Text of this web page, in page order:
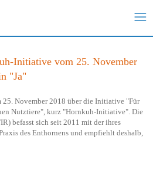
Initiative vom 25. November
"Ja"
25. November 2018 über die Initiative "Für
Nutztiere", kurz "Hornkuh-Initiative". Die
befasst sich seit 2011 mit der ihres
des Enthornens und empfiehlt deshalb,